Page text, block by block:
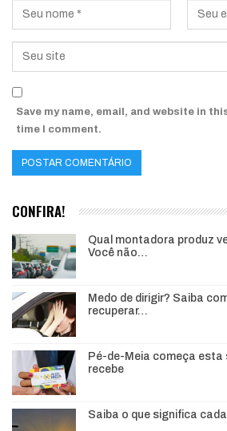
Save my name, email, and website in
time I comment.
CONFIRA!
Qual montadora produz
Você não…
Medo de dirigir? Saiba
recuperar…
Pé-de-Meia começa esta
recebe
Saiba o que significa